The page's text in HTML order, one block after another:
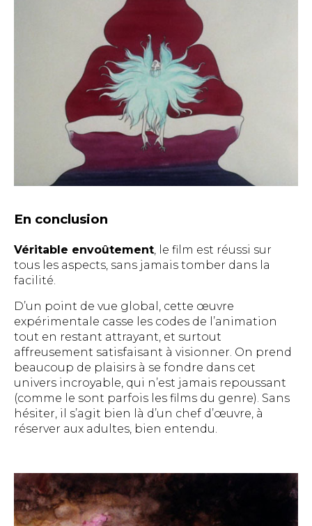
En conclusion
Véritable envoûtement, le film est réussi sur
tous les aspects, sans jamais tomber dans la
facilité.
D’un point de vue global, cette œuvre
expérimentale casse les codes de l’animation
tout en restant attrayant, et surtout
affreusement satisfaisant à visionner. On prend
beaucoup de plaisirs à se fondre dans cet
univers incroyable, qui n’est jamais repoussant
(comme le sont parfois les films du genre). Sans
hésiter, il s’agit bien là d’un chef d’œuvre, à
réserver aux adultes, bien entendu.